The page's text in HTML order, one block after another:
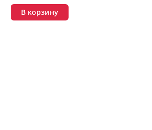
В корзину